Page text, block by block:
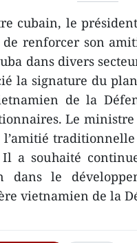
cubain, le
renforcer son
dans divers
la signature du
de la
Le
l’amitié
a souhaité
dans le
vietnamien de la